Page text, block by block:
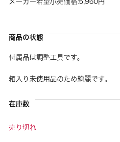
商品の状態
付属品は調整工具です。
箱入り未使用品のため綺麗です。
在庫数
売り切れ